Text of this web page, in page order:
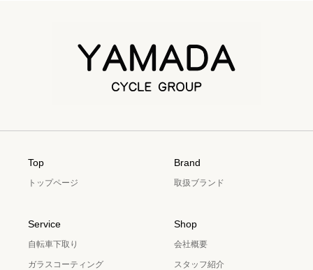
Top
トップページ
Brand
取扱ブランド
Service
自転車下取り
ガラスコーティング
Shop
会社概要
スタッフ紹介